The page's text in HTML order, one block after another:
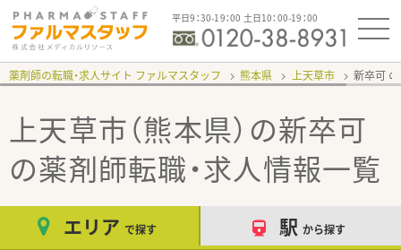
平日9：30-19：00 土日10：00-19：00
薬剤師の転職・求人サイト ファルマスタッフ 熊本県 上天草市 新卒可
上天草市（熊本県）の新卒可
の薬剤師転職・求人情報一覧
エリア で探す 駅 から探す